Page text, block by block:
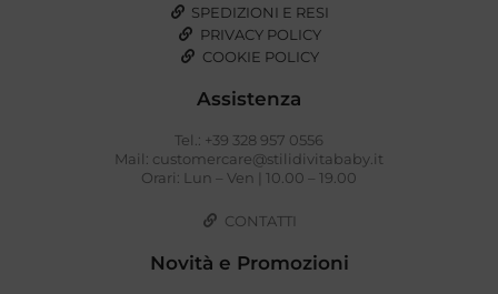
SPEDIZIONI E RESI
PRIVACY POLICY
COOKIE POLICY
Assistenza
Tel.: +39 328 957 0556
Mail: customercare@stilidivitababy.it
Orari: Lun – Ven | 10.00 – 19.00
CONTATTI
Novità e Promozioni